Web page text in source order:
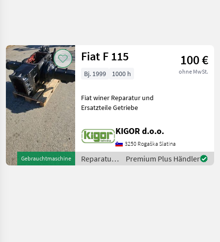
Kategorie 4 Land
AKTUELLER
PFAD
Landtechnik
Reparatur
Und
Ersatzteile
Getriebe
Zurücksetzen
Ergebnisse
anzeigen
Gebrauchtmaschine
Fiat F 115 100 €
ohne MwSt.
Bj. 1999 1000 h
Fiat winer Reparatur und
Ersatzteile Getriebe
KIGOR d.o.o.
3250 Rogaška Slatina
Reparatur
und
Premium Plus Händler